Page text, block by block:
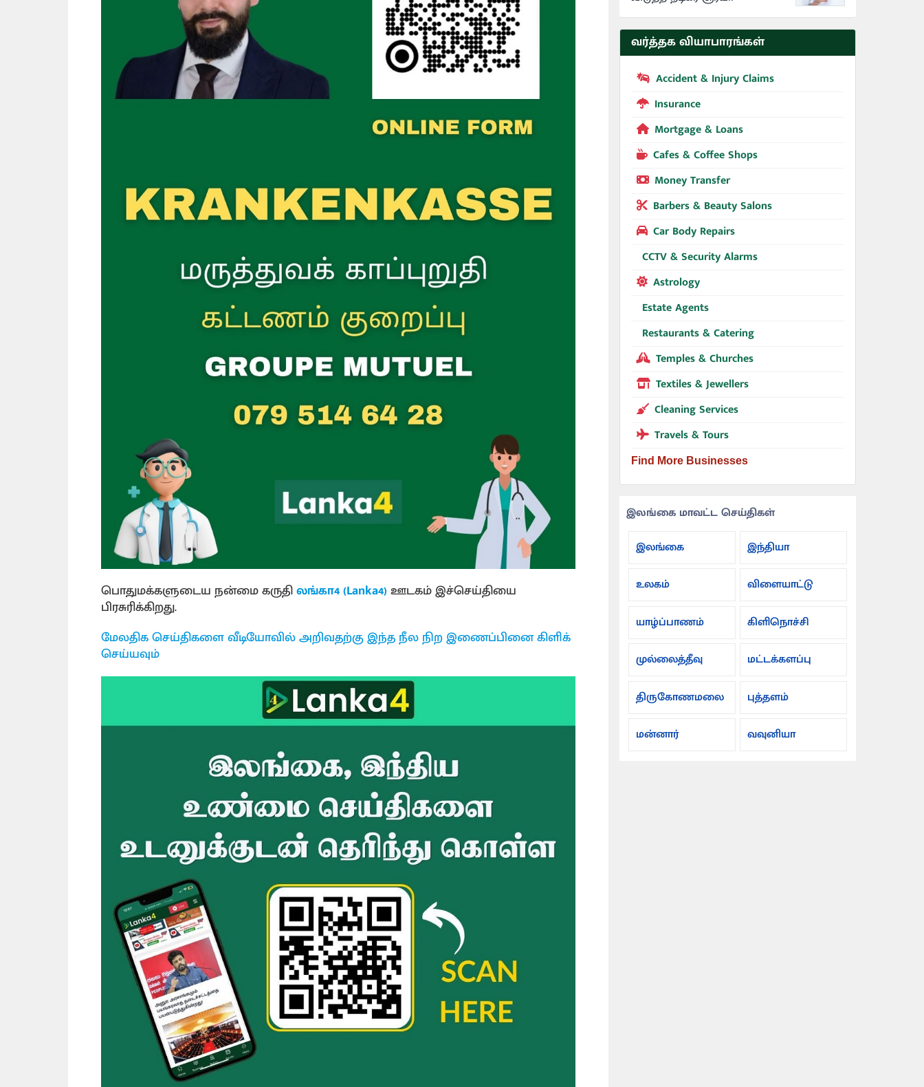
பொதுமக்களுடைய நன்மை கருதிலங்கா4 (Lanka4) ஊடகம் இச்செய்தியை
பிரசுரிக்கிறது.
மேலதிக செய்திகளை வீடியோவில் அறிவதற்கு இந்த நீல நிற இணைப்பினை கிளிக்
செய்யவும்
வர்த்தக வியாபாரங்கள்
Accident & Injury Claims
Insurance
Mortgage & Loans
Cafes & Coffee Shops
Money Transfer
Barbers & Beauty Salons
Car Body Repairs
CCTV & Security Alarms
Astrology
Estate Agents
Restaurants & Catering
Temples & Churches
Textiles & Jewellers
Cleaning Services
Travels & Tours
Find More Businesses
இலங்கை மாவட்ட செய்திகள்
இலங்கை
இந்தியா
உலகம் விளையாட்டு
யாழ்ப்பாணம் கிளிநொச்சி
முல்லைத்தீவு மட்டக்களப்பு
திருகோணமலை புத்தளம்
மன்னார் வவுனியா